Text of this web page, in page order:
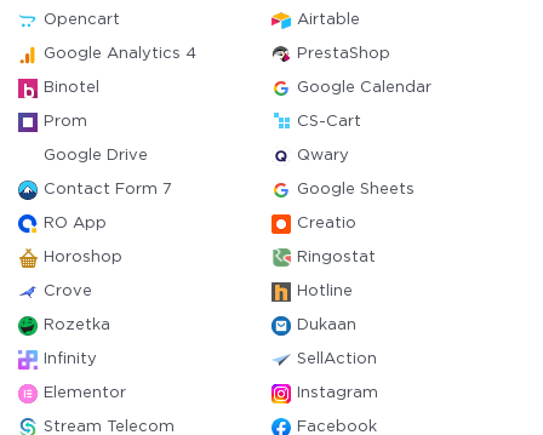
Opencart Airtable
Google Analytics 4 PrestaShop
Binotel Google Calendar
Prom CS-Cart
Google Drive Qwary
Contact Form 7 Google Sheets
RO App Creatio
Horoshop Ringostat
Crove Hotline
Rozetka Dukaan
Infinity SellAction
Elementor Instagram
Stream Telecom Facebook